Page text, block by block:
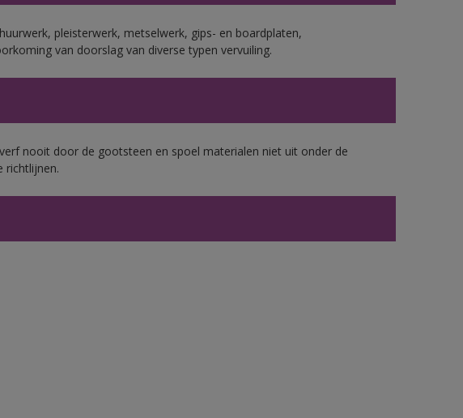
pleisterwerk, metselwerk, gips- en boardplaten,
van doorslag van diverse typen vervuiling.
nooit door de gootsteen en spoel materialen niet uit onder de
richtlijnen.